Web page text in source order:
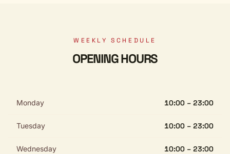
WEEKLY SCHEDULE
OPENING HOURS
Monday 10:00 – 23:00
Tuesday 10:00 – 23:00
Wednesday 10:00 – 23:00